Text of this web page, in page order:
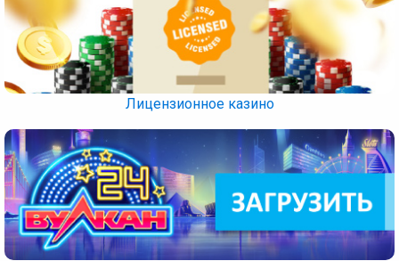
Лицензионное казино